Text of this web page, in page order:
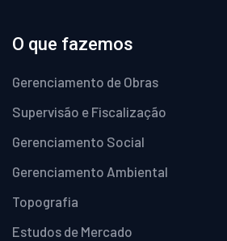
O que fazemos
Gerenciamento de Obras
Supervisão e Fiscalização
Gerenciamento Social
Gerenciamento Ambiental
Topografia
Estudos de Mercado